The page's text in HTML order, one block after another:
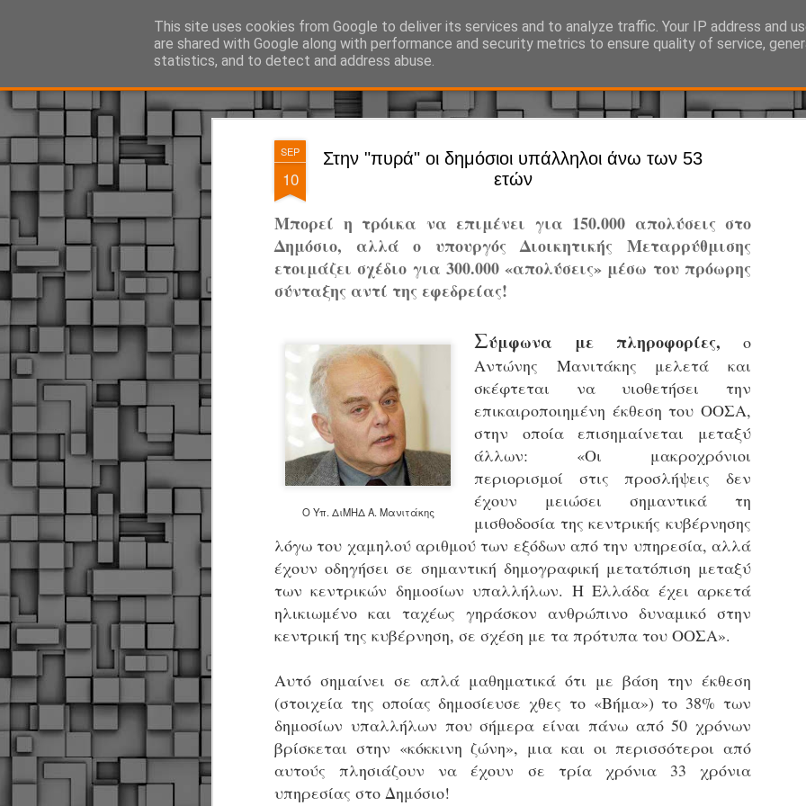
SEP
10
Στην "πυρά" οι δημόσιοι υπάλληλοι άνω των 53
ετών
Μπορεί η τρόικα να επιμένει για 150.000 απολύσεις στο
Δημόσιο, αλλά ο υπουργός Διοικητικής Μεταρρύθμισης
ετοιμάζει σχέδιο για 300.000 «απολύσεις» μέσω του πρόωρης
σύνταξης αντί της εφεδρείας!
Ο Υπ. ΔιΜΗΔ Α. Μανιτάκης
Σύμφωνα με πληροφορίες, ο
Αντώνης Μανιτάκης μελετά και
σκέφτεται να υιοθετήσει την
επικαιροποιημένη έκθεση του ΟΟΣΑ,
στην οποία επισημαίνεται μεταξύ
άλλων: «Οι μακροχρόνιοι
περιορισμοί στις προσλήψεις δεν
έχουν μειώσει σημαντικά τη
μισθοδοσία της κεντρικής κυβέρνησης
λόγω του χαμηλού αριθμού των εξόδων από την υπηρεσία, αλλά
έχουν οδηγήσει σε σημαντική δημογραφική μετατόπιση μεταξύ
των κεντρικών δημοσίων υπαλλήλων. Η Ελλάδα έχει αρκετά
ηλικιωμένο και ταχέως γηράσκον ανθρώπινο δυναμικό στην
κεντρική της κυβέρνηση, σε σχέση με τα πρότυπα του ΟΟΣΑ».
Αυτό σημαίνει σε απλά μαθηματικά ότι με βάση την έκθεση
(στοιχεία της οποίας δημοσίευσε χθες το «Βήμα») το 38% των
δημοσίων υπαλλήλων που σήμερα είναι πάνω από 50 χρόνων
βρίσκεται στην «κόκκινη ζώνη», μια και οι περισσότεροι από
αυτούς πλησιάζουν να έχουν σε τρία χρόνια 33 χρόνια
υπηρεσίας στο Δημόσιο!
This site uses cookies from Google to deliver its services and to analyze traffic. Your IP address and
are shared with Google along with performance and security metrics to ensure quality of service,
statistics, and to detect and address abuse.
ΔΗΜΟΤΙΚΗ ΑΣΤΥΝΟΜΙΑ, τα νέα! Ό, τι συμβαίνει γύρω από τη Δημοτική Αστυνομία, την τοπική
JUL
Ξεκινά επίσημα η
παρουσία του Δήμου
χώρους.
Η νέα υπηρεσία θα
εκπαιδευμένους
ήδη ολοκληρώσει την
είναι έτοιμοι να
Στο πλαίσιο της
ολοκαίνουργια
τις περιπολίες και τις
στελεχών της υπηρεσίας.
JUN
Αναμνηστικά
JUN
Απολογισμός των
ελέγχων σε ιδιοκτήτες